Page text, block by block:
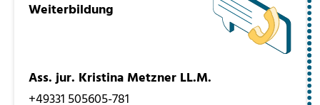
Weiterbildung
Ass. jur. Kristina Metzner LL.M.
+49331 505605-781